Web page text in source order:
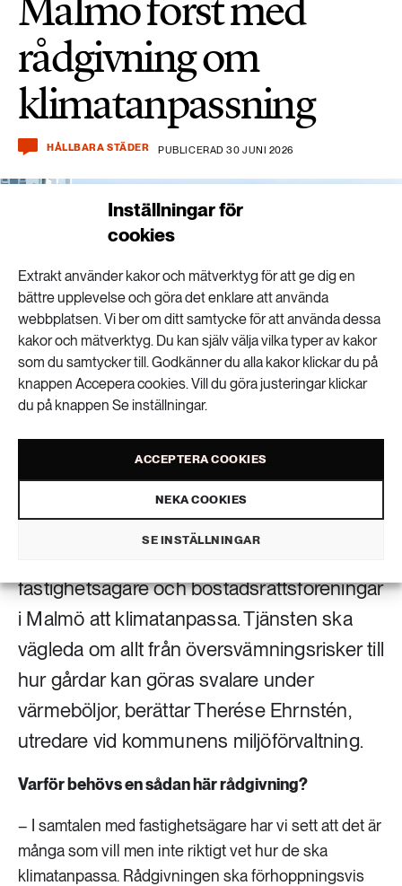
Inställningar för
cookies
Extrakt använder kakor och mätverktyg för att ge dig en
bättre upplevelse och göra det enklare att använda
webbplatsen. Vi ber om ditt samtycke för att använda dessa
kakor och mätverktyg. Du kan själv välja vilka typer av kakor
som du samtycker till. Godkänner du alla kakor klickar du på
knappen Accepera cookies. Vill du göra justeringar klickar
du på knappen Se inställningar.
ACCEPTERA COOKIES
NEKA COOKIES
SE INSTÄLLNINGAR
rådgivning om
klimatanpassning
HÅLLBARA STÄDER PUBLICERAD 30 JUNI 2026
Malmö stad tar nu fram en klimatanpassningsrådgivning. Fastighetsägare och
bostadsrättsföreningar ska till exempel kunna boka in platsbesök där rådgivaren
fastighetsägare och bostadsrättsföreningar
i Malmö att klimatanpassa. Tjänsten ska
vägleda om allt från översvämningsrisker till
hur gårdar kan göras svalare under
värmeböljor, berättar Therése Ehrnstén,
utredare vid kommunens miljöförvaltning.
Varför behövs en sådan här rådgivning?
– I samtalen med fastighetsägare har vi sett att det är
många som vill men inte riktigt vet hur de ska
klimatanpassa. Rådgivningen ska förhoppningsvis